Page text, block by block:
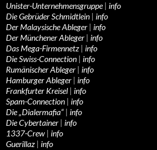
Unister-Unternehmensgruppe| info
Die Gebrüder Schmidtlein | info
Der Malaysische Ableger | info
Der Münchener Ableger | info
Das Mega-Firmennetz | info
Die Swiss-Connection | info
Rumänischer Ableger | info
Hamburger Ableger | info
Frankfurter Kreisel | info
Spam-Connection | info
Die „Dialermafia“ | info
Die Cybertainer | info
1337-Crew | info
Guerillaz | info